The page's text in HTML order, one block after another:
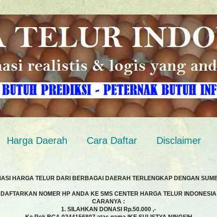
Harga Daerah Cara Daftar Disclaimer
HARGA TELUR DARI BERBAGAI DAERAH TERLENGKAP DENGAN
DAFTARKAN NOMER HP ANDA KE SMS CENTER HARGA TELUR INDONESIA
CARANYA :
1. SILAHKAN DONASI Rp.50.000 ,-